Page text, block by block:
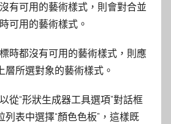
有可用的藝術樣式，則會對合並
可用的藝術樣式。
時都沒有可用的藝術樣式，則應
層所選對象的藝術樣式。
從“形狀生成器工具選項”對話框
列表中選擇“顏色色板”，這樣既